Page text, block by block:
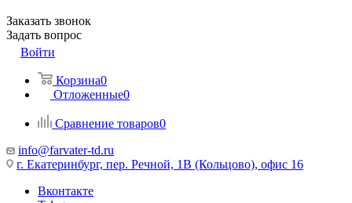
Заказать звонок
Задать вопрос
Войти
Корзина0
Отложенные0
Сравнение товаров0
info@farvater-td.ru
г. Екатеринбург, пер. Речной, 1В (Кольцово), офис 16
Вконтакте